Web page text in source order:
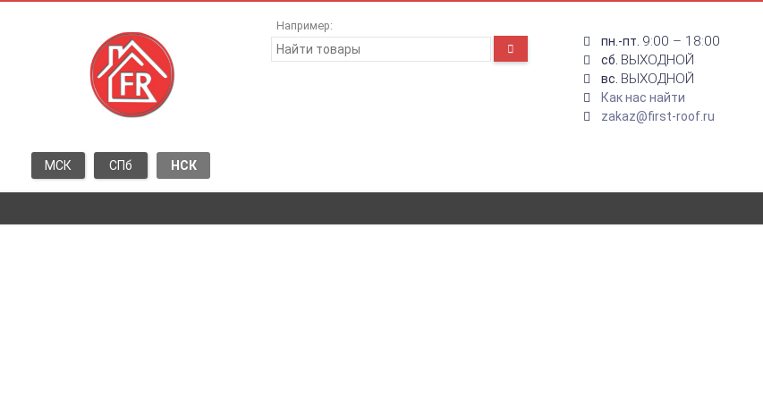
МСК СПб НСК
Например:
пн.-пт. 9:00 – 18:00
сб. ВЫХОДНОЙ
вс. ВЫХОДНОЙ
Как нас найти
zakaz@first-roof.ru